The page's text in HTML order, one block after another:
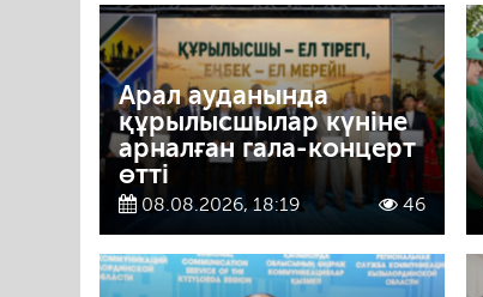
Арал ауданында
құрылысшылар күніне
арналған гала-концерт
өтті
08.08.2026, 18:19 46